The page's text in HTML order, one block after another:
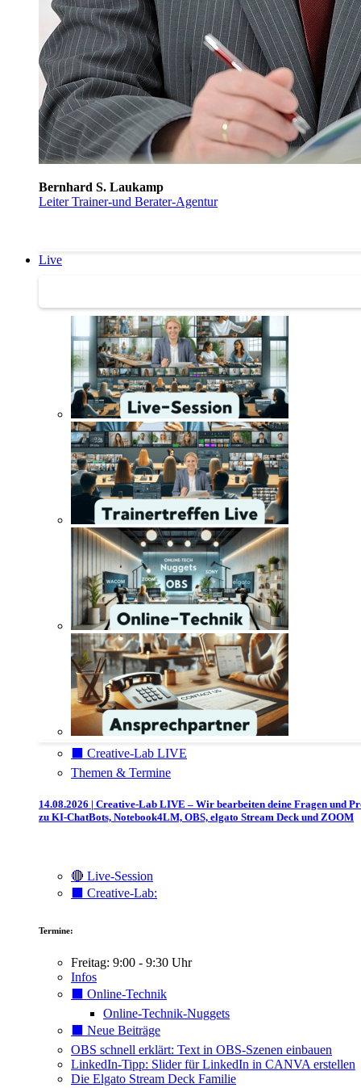
Bernhard S. Laukamp
Leiter Trainer-und Berater-Agentur
Live
⬛️ Creative-Lab LIVE
Themen & Termine
14.08.2026 | Creative-Lab LIVE – Wir bearbeiten deine Fragen und
zu KI-ChatBots, Notebook4LM, OBS, elgato Stream Deck und ZOOM
🔴 Live-Session
⬛️ Creative-Lab:
Termine:
Freitag: 9:00 - 9:30 Uhr
Infos
⬛️ Online-Technik
Online-Technik-Nuggets
⬛️ Neue Beiträge
OBS schnell erklärt: Text in OBS-Szenen einbauen
LinkedIn-Tipp: Slider für LinkedIn in CANVA erstellen
Die Elgato Stream Deck Familie